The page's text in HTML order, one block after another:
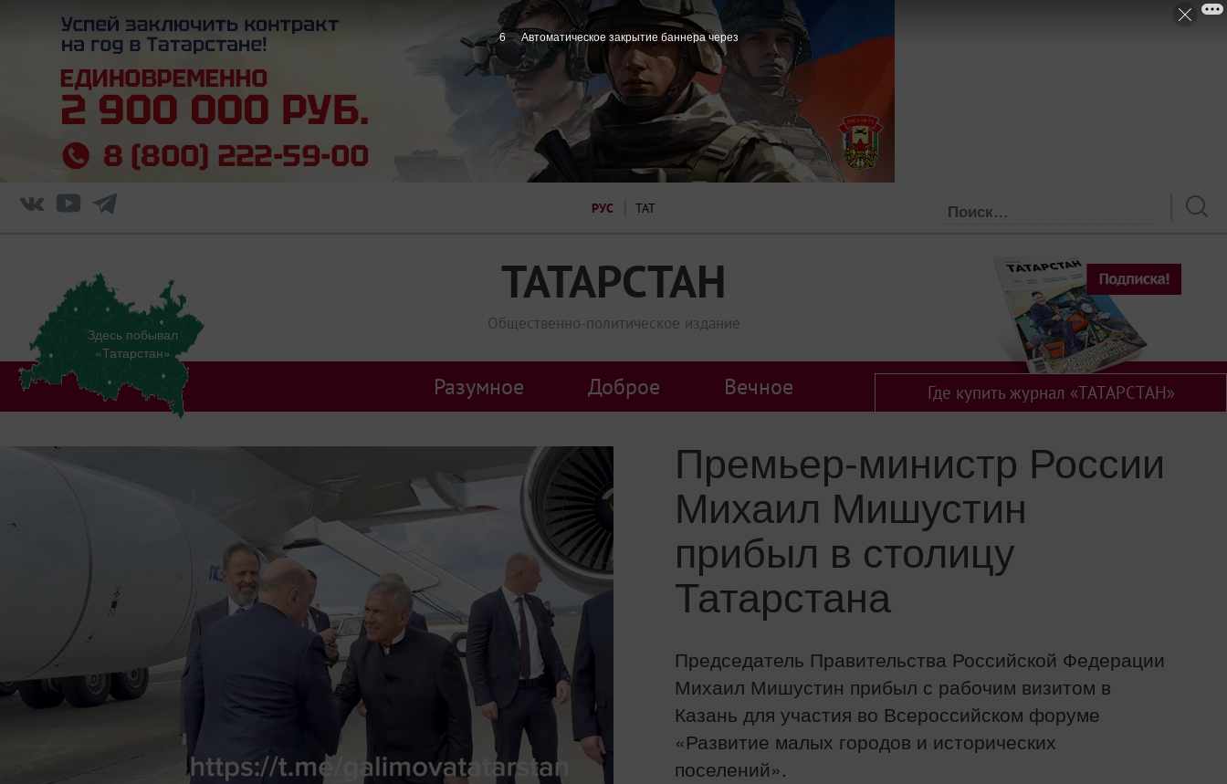
РУС ТАТ
ТАТАРСТАН
Общественно-политическое издание
Здесь побывал
«Татарстан»
Разумное Доброе Вечное Где купить журнал «ТАТАРСТАН»
Премьер-министр России
Михаил Мишустин
прибыл в столицу
Татарстана
Председатель Правительства Российской Федерации
Михаил Мишустин прибыл с рабочим визитом в
Казань для участия во Всероссийском форуме
«Развитие малых городов и исторических
поселений».
5 Автоматическое закрытие баннера через